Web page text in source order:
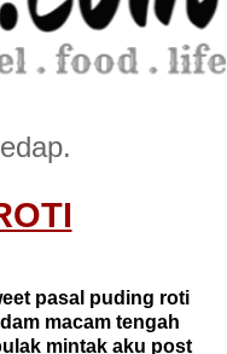
pasal puding roti
macam tengah
mintak aku post